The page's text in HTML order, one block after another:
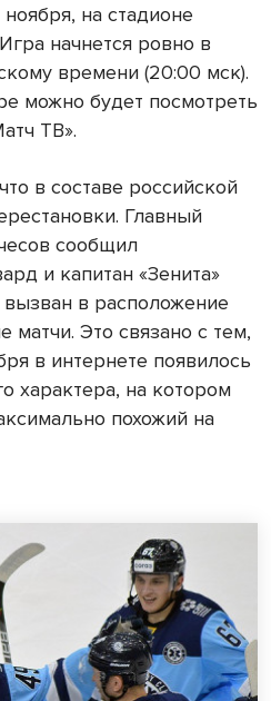
на стадионе
начнется ровно в
времени (20:00 мск).
можно будет посмотреть
ТВ».
в составе российской
Главный
сообщил
и капитан «Зенита»
в расположение
матчи. Это связано с тем,
в интернете появилось
характера, на котором
похожий на